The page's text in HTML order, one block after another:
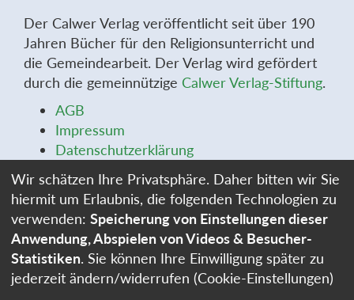
Der Calwer Verlag veröffentlicht seit über 190
Jahren Bücher für den Religionsunterricht und
die Gemeindearbeit. Der Verlag wird gefördert
durch die gemeinnützige Calwer Verlag-Stiftung.
AGB
Impressum
Datenschutzerklärung
Widerrufsbelehrung
Widerrufsformular
Stellenangebote
Cookie-Einstellungen
Wir schätzen Ihre Privatsphäre. Daher bitten wir Sie
hiermit um Erlaubnis, die folgenden Technologien zu
verwenden: Speicherung von Einstellungen dieser
Anwendung, Abspielen von Videos & Besucher-
Statistiken. Sie können Ihre Einwilligung später zu
jederzeit ändern/widerrufen (Cookie-Einstellungen)